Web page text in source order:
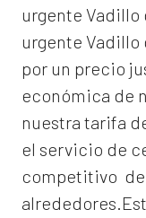
urgente Vadillo
urgente Vadillo
por un precio
económica de
nuestra tarifa
el servicio de
competitivo de